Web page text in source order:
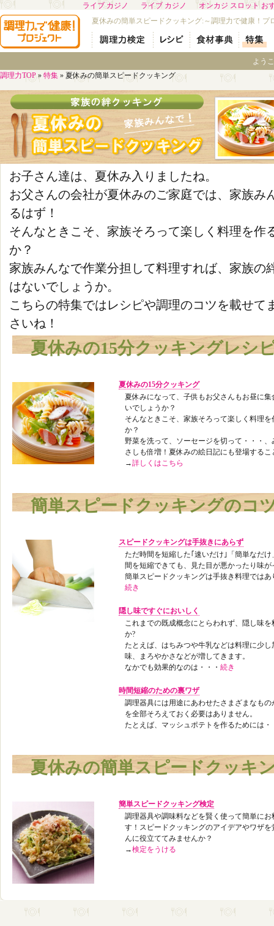
ライブ カジノ ライブ カジノ
オンカジ スロット お
夏休みの簡単スピードクッキング:～調理力で健康！プ
よう
調理力TOP» 特集 » 夏休みの簡単スピードクッキング
お子さん達は、夏休み入りましたね。
お父さんの会社が夏休みのご家庭では、家族み
るはず！
そんなときこそ、家族そろって楽しく料理を作
か？
家族みんなで作業分担して料理すれば、家族の
はないでしょうか。
こちらの特集ではレシピや調理のコツを載せて
さいね！
夏休みの15分クッキングレシ
夏休みの15分クッキング
夏休みになって、子供もお父さんもお昼に
いでしょうか？
そんなときこそ、家族そろって楽しく料理
か？
野菜を洗って、ソーセージを切って・・・
さしも倍増！夏休みの絵日記にも登場する
→詳しくはこちら
簡単スピードクッキングのコ
スピードクッキングは手抜きにあらず
ただ時間を短縮した｢速いだけ｣「簡単なだ
間を短縮できても、見た目が悪かったり味
簡単スピードクッキングは手抜き料理では
続き
隠し味ですぐにおいしく
これまでの既成概念にとらわれず、隠し味
か?
たとえば、はちみつや牛乳などは料理に少
味、まろやかさなどが増してきます。
なかでも効果的なのは・・・ 続き
時間短縮のための裏ワザ
調理器具には用途にあわせたさまざまなも
を全部そろえておく必要はありません。
たとえば、マッシュポテトを作るためには・
夏休みの簡単スピードクッキ
簡単スピードクッキング検定
調理器具や調味料などを賢く使って簡単に
す！スピードクッキングのアイデアやワザ
んに役立ててみませんか？
→検定をうける